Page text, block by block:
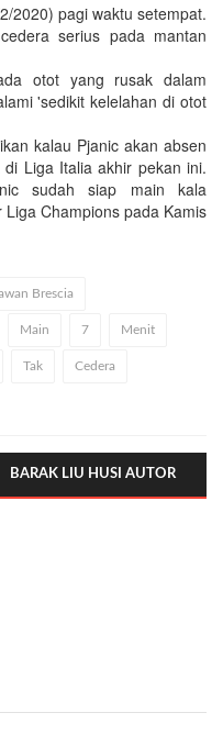
2020) pagi waktu setempat.
serius pada mantan
otot yang rusak dalam
'sedikit kelelahan di otot
kalau Pjanic akan absen
Liga Italia akhir pekan ini.
sudah siap main kala
Champions pada Kamis
Brescia
Main 7 Menit
Tak Cedera
BARAK LIU HUSI AUTOR